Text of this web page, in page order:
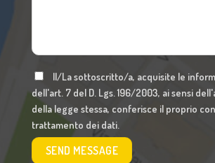
Il/La sottoscritto/a, acquisite le
dell'art. 7 del D. Lgs. 196/2003, ai sensi
della legge stessa, conferisce il proprio
trattamento dei dati.